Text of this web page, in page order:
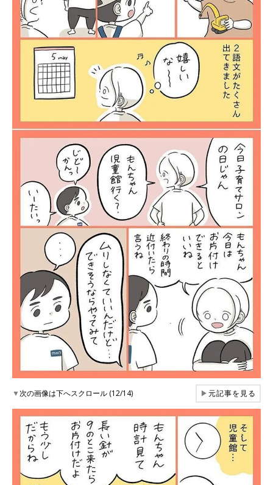
▼次の画像は下へスクロール (12/14) ▶元記事を見る